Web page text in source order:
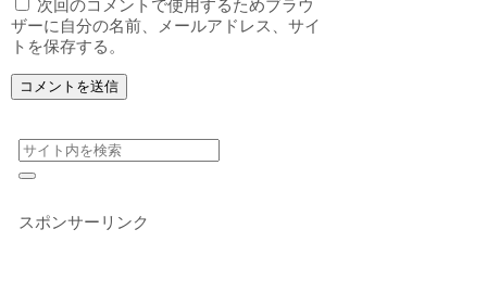
次回のコメントで使用するためブラウ
ザーに自分の名前、メールアドレス、サイ
トを保存する。
スポンサーリンク